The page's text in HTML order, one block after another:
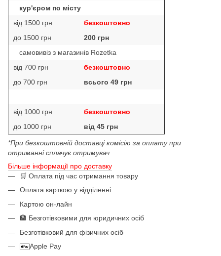
кур'єром по місту
від 1500 грн
безкоштовно
до 1500 грн
200 грн
самовивіз з магазинів Rozetka
від 700 грн
безкоштовно
до 700 грн
всього 49 грн
від 1000 грн
безкоштовно
до 1000 грн
від 45 грн
*При безкоштовній доставці комісію за оплату при
отриманні сплачує отримувач
Більше інформації про доставку
🛒 Оплата під час отримання товару
Оплата карткою у відділенні
Картою он-лайн
🏦 Безготівковими для юридичних осіб
Безготівковий для фізичних осіб
Apple Pay